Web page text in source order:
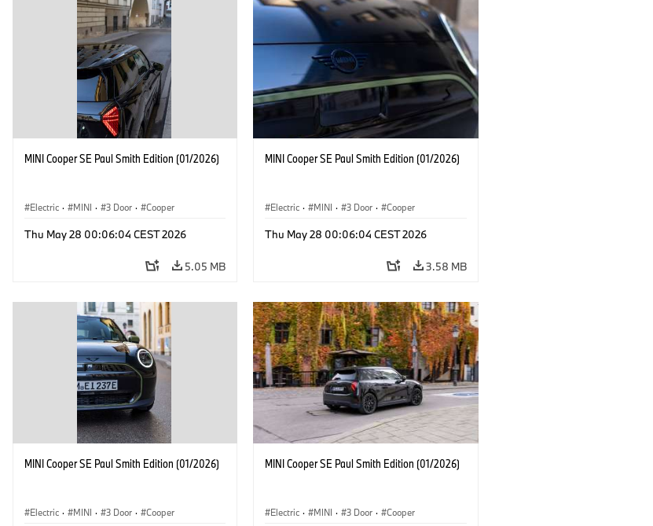
MINI Cooper SE Paul Smith Edition (01/2026)
Electric · MINI · 3 Door · Cooper
Thu May 28 00:06:04 CEST 2026
5.05 MB
MINI Cooper SE Paul Smith Edition (01/2026)
Electric · MINI · 3 Door · Cooper
Thu May 28 00:06:04 CEST 2026
3.58 MB
MINI Cooper SE Paul Smith Edition (01/2026)
Electric · MINI · 3 Door · Cooper
MINI Cooper SE Paul Smith Edition (01/2026)
Electric · MINI · 3 Door · Cooper